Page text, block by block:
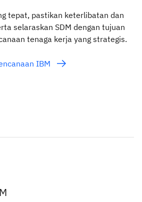
tepat, pastikan keterlibatan dan
selaraskan SDM dengan tujuan
tenaga kerja yang strategis.
IBM